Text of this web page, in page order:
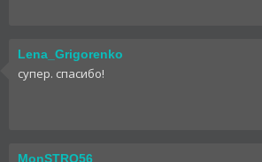
Lena_Grigorenko
супер. спасибо!
MonSTRO56